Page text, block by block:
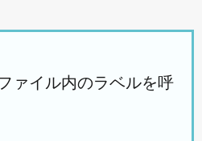
ァイル内のラベルを呼